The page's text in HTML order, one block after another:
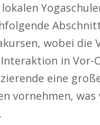
wobei
in Vor-
eine
vornehmen,